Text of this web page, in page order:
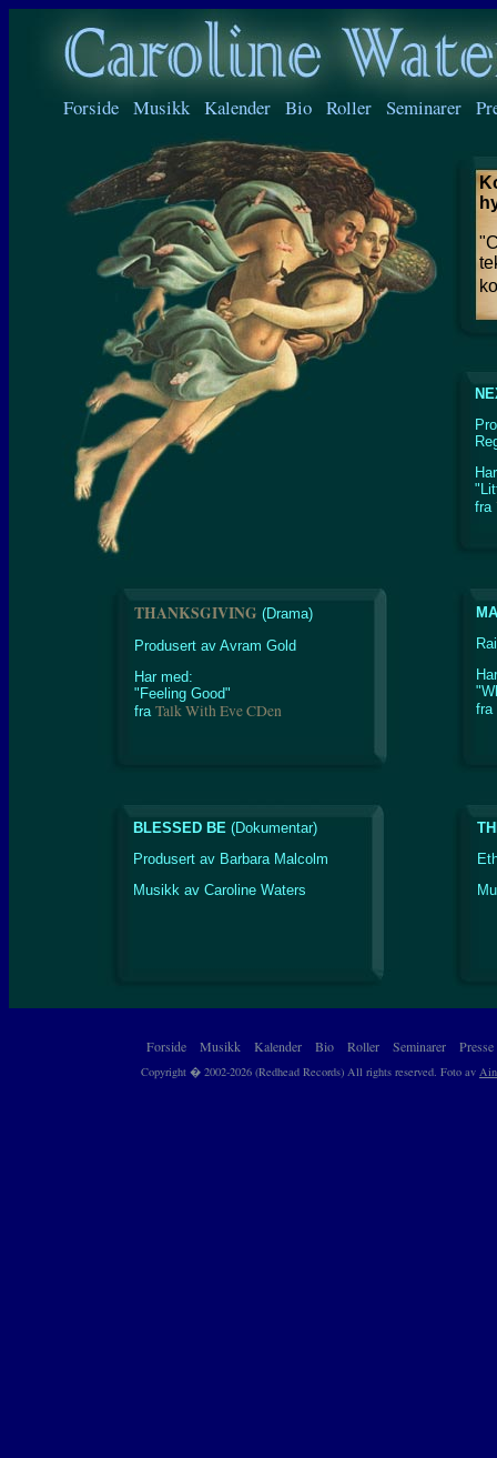
Forside Musikk Kalender Bio Roller Seminarer
fra
THANKSGIVING (Drama)
Produsert av Avram Gold
Har med:
"Feeling Good"
fra Talk With Eve CDen
fra
BLESSED BE (Dokumentar)
Produsert av Barbara Malcolm
Musikk av Caroline Waters
Forside Musikk Kalender Bio Roller Seminarer Presse
Copyright � 2002-2026 (Redhead Records) All rights reserved. Foto av